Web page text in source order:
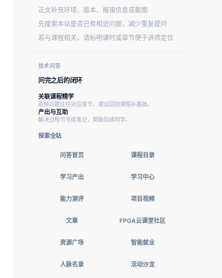
正文补充环境、版本、报错信息或截图
先搜索本站是否已有相近问题，减少重复提问
若与课程相关，请标明课时或章节便于讲师定位
技术问答
问完之后的闭环
关联课程精学
高频问题往往对应章节，建议回到课程补基础。
产出与互助
解决过程可写成笔记，帮助后续同学。
探索全站
问答首页 课程目录
学习产出 学习中心
能力测评 项目视频
文章 FPGA云课堂社区
资源广场 智能就业
人脉名录 活动沙龙